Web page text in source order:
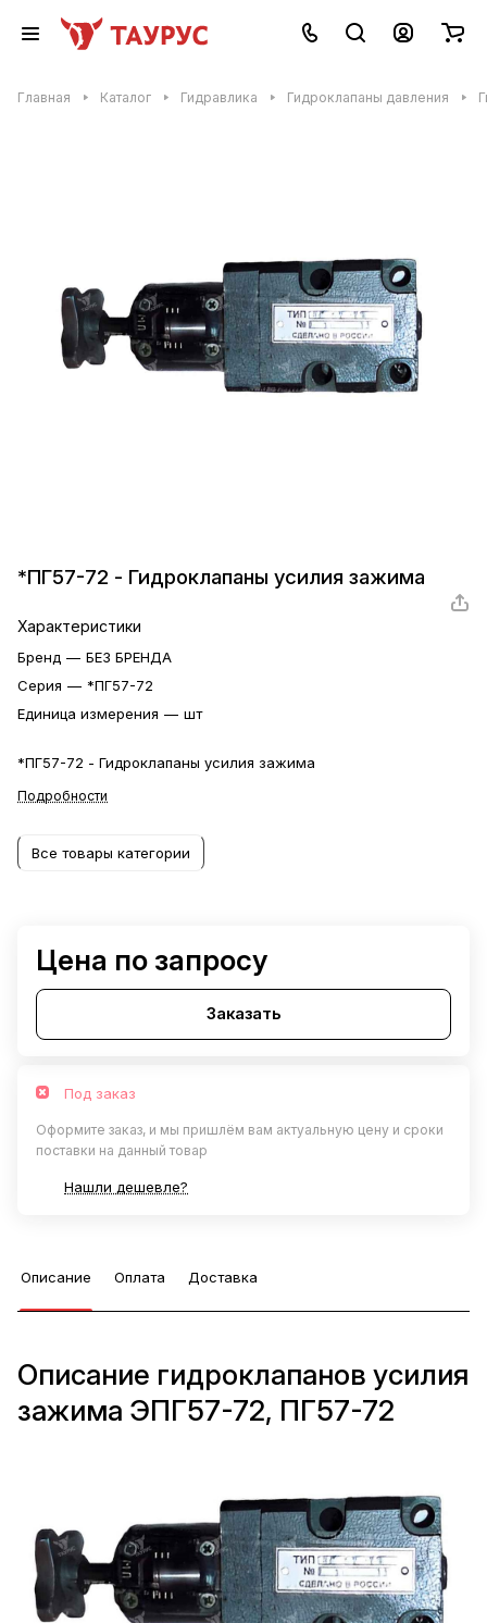
Главная Каталог Гидравлика Гидроклапаны давления
*ПГ57-72 - Гидроклапаны усилия зажима
Характеристики
Бренд — БЕЗ БРЕНДА
Серия — *ПГ57-72
Единица измерения — шт
*ПГ57-72 - Гидроклапаны усилия зажима
Подробности
Все товары категории
Цена по запросу
Заказать
Под заказ
Оформите заказ, и мы пришлём вам актуальную цену и сроки
поставки на данный товар
Нашли дешевле?
Описание Оплата Доставка
Описание гидроклапанов усилия
зажима ЭПГ57-72, ПГ57-72